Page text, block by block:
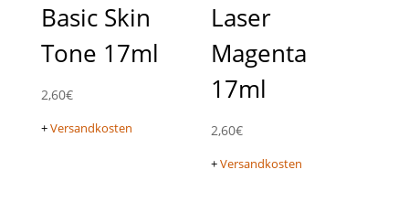
Basic Skin
Tone 17ml
2,60€
+Versandkosten
Laser
Magenta
17ml
2,60€
+Versandkosten